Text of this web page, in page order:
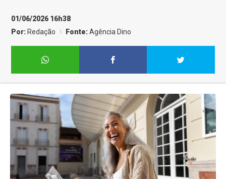
01/06/2026 16h38
Por: Redação Fonte:Agência Dino